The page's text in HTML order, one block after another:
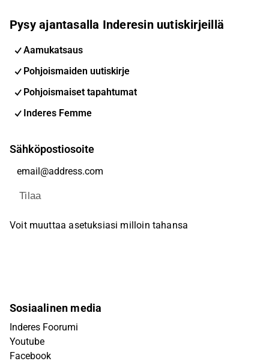
Pysy ajantasalla Inderesin uutiskirjeillä
Aamukatsaus
Pohjoismaiden uutiskirje
Pohjoismaiset tapahtumat
Inderes Femme
Sähköpostiosoite
Tilaa
Voit muuttaa asetuksiasi milloin tahansa
Sosiaalinen media
Inderes Foorumi
Youtube
Facebook